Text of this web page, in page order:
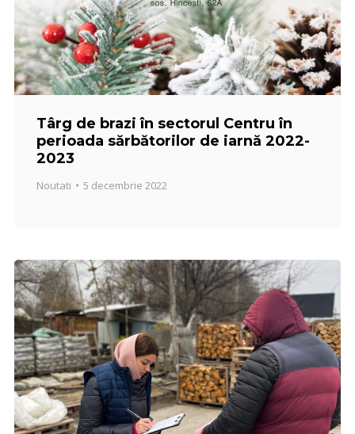
Târg de brazi în sectorul Centru în
perioada sărbătorilor de iarnă 2022-
2023
Noutati 5 decembrie 2022